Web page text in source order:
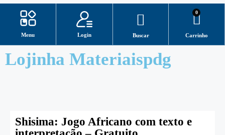
Menu Login Buscar
0
Carrinho
Lojinha Materiaispdg
Shisima: Jogo Africano com texto e